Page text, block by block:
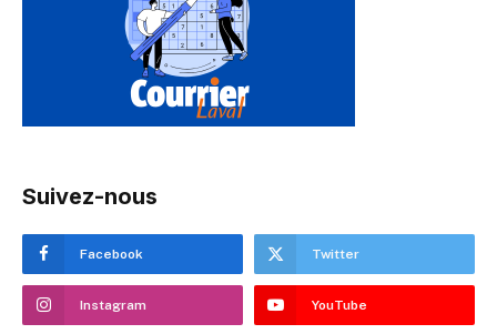
Suivez-nous
Facebook Twitter
Instagram YouTube